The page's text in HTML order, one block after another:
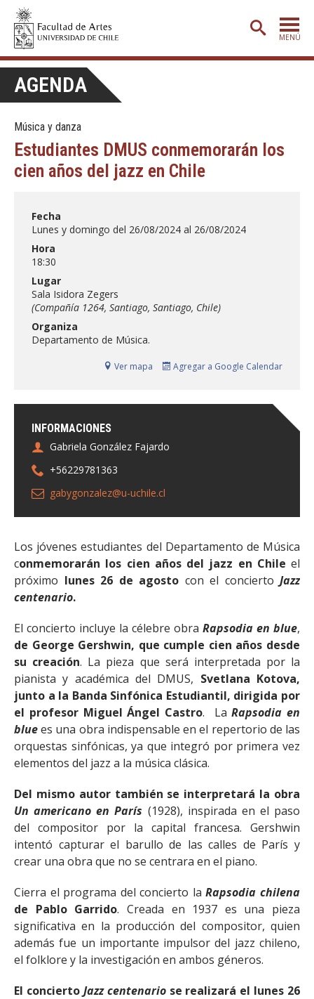
MENÚ
CARRERAS
CREACIÓN
DEPARTAMENTOS
AGENDA
Música y danza
Estudiantes DMUS conmemorarán los
cien años del jazz en Chile
INFORMACIONES
Gabriela González Fajardo
+56229781363
gabygonzalez@u-uchile.cl
Fecha
Lunes y domingo del 26/08/2024 al 26/08/2024
Hora
18:30
Lugar
Sala Isidora Zegers
(Compañía 1264, Santiago, Santiago, Chile)
Organiza
Departamento de Música.
Ver mapa Agregar a Google Calendar
Los jóvenes estudiantes del Departamento de Música
conmemorarán los cien años del jazz en Chile el
próximo lunes 26 de agosto con el concierto Jazz
centenario.
El concierto incluye la célebre obra Rapsodia en blue,
de George Gershwin, que cumple cien años desde
su creación. La pieza que será interpretada por la
pianista y académica del DMUS, Svetlana Kotova,
junto a la Banda Sinfónica Estudiantil, dirigida por
el profesor Miguel Ángel Castro. LaRapsodia en
bluees una obra indispensable en el repertorio de las
orquestas sinfónicas, ya que integró por primera vez
elementos del jazz a la música clásica.
Del mismo autor también se interpretará la obra
Un americano en París (1928), inspirada en el paso
del compositor por la capital francesa. Gershwin
intentó capturar el barullo de las calles de París y
crear una obra que no se centrara en el piano.
Cierra el programa del concierto laRapsodia chilena
de Pablo Garrido. Creada en 1937 es una pieza
significativa en la producción del compositor, quien
además fue un importante impulsor del jazz chileno,
el folklore y la investigación en ambos géneros.
El concierto Jazz centenariose realizará el lunes 26